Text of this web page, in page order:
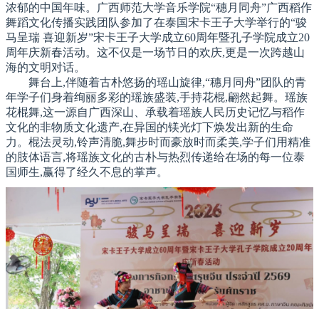
浓郁的中国年味。广西师范大学音乐学院“穗月同舟”广西稻作
舞蹈文化传播实践团队参加了在泰国宋卡王子大学举行的“骏
马呈瑞 喜迎新岁”宋卡王子大学成立60周年暨孔子学院成立20
周年庆新春活动。这不仅是一场节日的欢庆,更是一次跨越山
海的文明对话。
舞台上,伴随着古朴悠扬的瑶山旋律,“穗月同舟”团队的青
年学子们身着绚丽多彩的瑶族盛装,手持花棍,翩然起舞。瑶族
花棍舞,这一源自广西深山、承载着瑶族人民历史记忆与稻作
文化的非物质文化遗产,在异国的镁光灯下焕发出新的生命
力。棍法灵动,铃声清脆,舞步时而豪放时而柔美,学子们用精准
的肢体语言,将瑶族文化的古朴与热烈传递给在场的每一位泰
国师生,赢得了经久不息的掌声。